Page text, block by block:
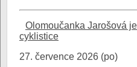
Olomoučanka Jarošová
cyklistice
27. července 2026 (po)